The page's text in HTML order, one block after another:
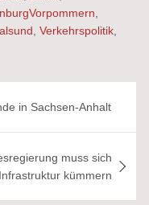
Verkehrspolitik
in Sachsen-Anhalt
muss sich
kümmern